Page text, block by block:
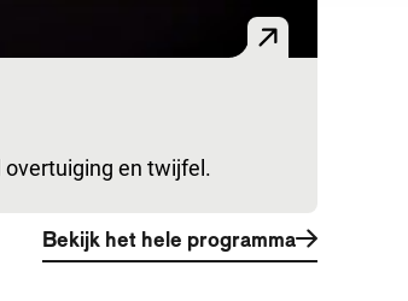
en twijfel.
Bekijk het hele programma